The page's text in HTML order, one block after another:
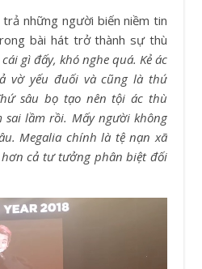
những người biến niềm tin
bài hát trở thành sự thù
gì đấy, khó nghe quá. Kẻ ác
vờ yếu đuối và cũng là thứ
sâu bọ tạo nên tội ác thù
sai lầm rồi. Mấy người không
Megalia chính là tệ nạn xã
cả tư tưởng phân biệt đối